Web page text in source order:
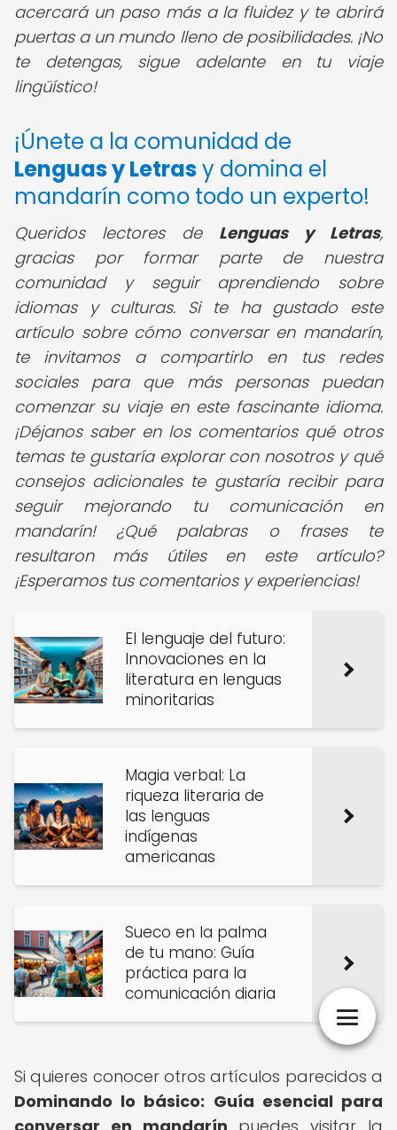
acercará un paso más a la fluidez y te abrirá
puertas a un mundo lleno de posibilidades. ¡No
te detengas, sigue adelante en tu viaje
lingüístico!
¡Únete a la comunidad de
Lenguas y Letrasy domina el
mandarín como todo un experto!
Queridos lectores de Lenguas y Letras,
gracias por formar parte de nuestra
comunidad y seguir aprendiendo sobre
idiomas y culturas. Si te ha gustado este
artículo sobre cómo conversar en mandarín,
te invitamos a compartirlo en tus redes
sociales para que más personas puedan
comenzar su viaje en este fascinante idioma.
¡Déjanos saber en los comentarios qué otros
temas te gustaría explorar con nosotros y qué
consejos adicionales te gustaría recibir para
seguir mejorando tu comunicación en
mandarín! ¿Qué palabras o frases te
resultaron más útiles en este artículo?
¡Esperamos tus comentarios y experiencias!
El lenguaje del futuro:
Innovaciones en la
literatura en lenguas
minoritarias
Magia verbal: La
riqueza literaria de
las lenguas
indígenas
americanas
Sueco en la palma
de tu mano: Guía
práctica para la
comunicación diaria
Si quieres conocer otros artículos parecidos a
Dominando lo básico: Guía esencial para